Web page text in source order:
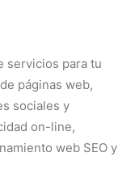
servicios para tu
páginas web,
sociales y
on-line,
web SEO y